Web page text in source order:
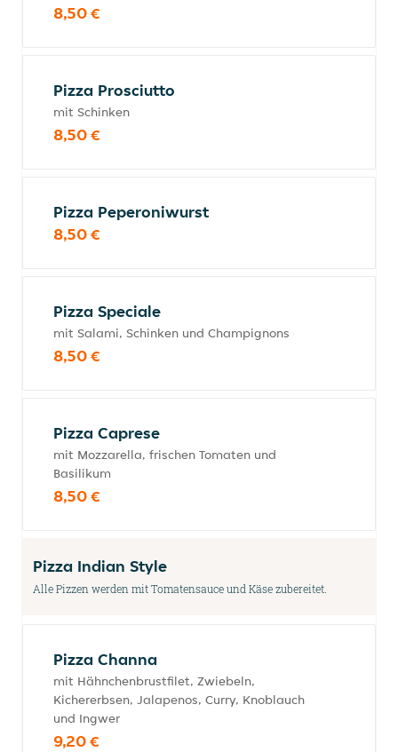
8,50 €
Pizza Prosciutto
mit Schinken
8,50 €
Pizza Peperoniwurst
8,50 €
Pizza Speciale
mit Salami, Schinken und Champignons
8,50 €
Pizza Caprese
mit Mozzarella, frischen Tomaten und
Basilikum
8,50 €
Pizza Indian Style
Alle Pizzen werden mit Tomatensauce und Käse zubereitet.
Pizza Channa
mit Hähnchenbrustfilet, Zwiebeln,
Kichererbsen, Jalapenos, Curry, Knoblauch
und Ingwer
9,20 €